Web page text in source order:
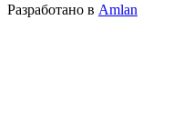
Разработано в Amlan